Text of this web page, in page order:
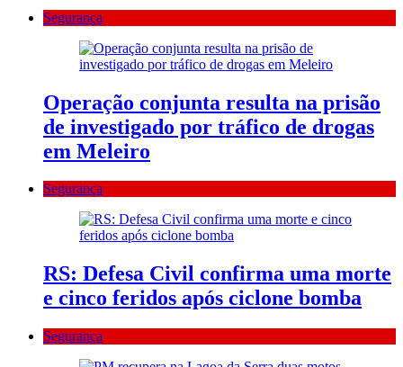
Segurança
Operação conjunta resulta na prisão
de investigado por tráfico de drogas
em Meleiro
Segurança
RS: Defesa Civil confirma uma morte
e cinco feridos após ciclone bomba
Segurança